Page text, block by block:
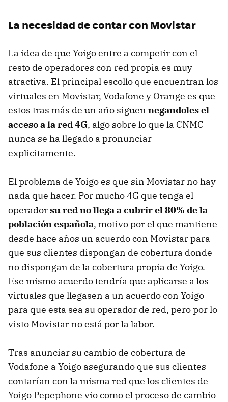
La necesidad de contar con Movistar
La idea de que Yoigo entre a competir con el
resto de operadores con red propia es muy
atractiva. El principal escollo que encuentran los
virtuales en Movistar, Vodafone y Orange es que
estos tras más de un año siguen negandoles el
acceso a la red 4G, algo sobre lo que la CNMC
nunca se ha llegado a pronunciar
explicitamente.
El problema de Yoigo es que sin Movistar no hay
nada que hacer. Por mucho 4G que tenga el
operadorsu red no llega a cubrir el 80% de la
población española, motivo por el que mantiene
desde hace años un acuerdo con Movistar para
que sus clientes dispongan de cobertura donde
no dispongan de la cobertura propia de Yoigo.
Ese mismo acuerdo tendría que aplicarse a los
virtuales que llegasen a un acuerdo con Yoigo
para que esta sea su operador de red, pero por lo
visto Movistar no está por la labor.
Tras anunciar su cambio de cobertura de
Vodafone a Yoigo asegurando que sus clientes
contarían con la misma red que los clientes de
Yoigo Pepephone vio como el proceso de cambio